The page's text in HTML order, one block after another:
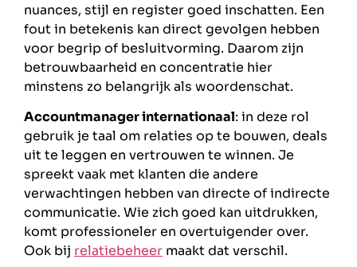
nuances, stijl en register goed inschatten. Een
fout in betekenis kan direct gevolgen hebben
voor begrip of besluitvorming. Daarom zijn
betrouwbaarheid en concentratie hier
minstens zo belangrijk als woordenschat.
Accountmanager internationaal: in deze rol
gebruik je taal om relaties op te bouwen, deals
uit te leggen en vertrouwen te winnen. Je
spreekt vaak met klanten die andere
verwachtingen hebben van directe of indirecte
communicatie. Wie zich goed kan uitdrukken,
komt professioneler en overtuigender over.
Ook bij relatiebeheer maakt dat verschil.